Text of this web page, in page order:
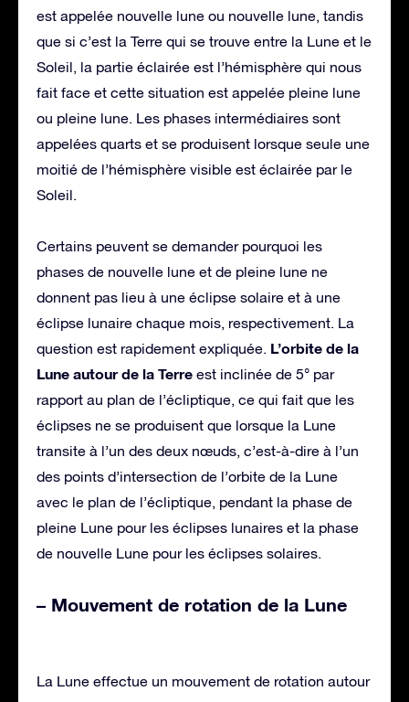
est appelée nouvelle lune ou nouvelle lune, tandis
que si c’est la Terre qui se trouve entre la Lune et le
Soleil, la partie éclairée est l’hémisphère qui nous
fait face et cette situation est appelée pleine lune
ou pleine lune. Les phases intermédiaires sont
appelées quarts et se produisent lorsque seule une
moitié de l’hémisphère visible est éclairée par le
Soleil.
Certains peuvent se demander pourquoi les
phases de nouvelle lune et de pleine lune ne
donnent pas lieu à une éclipse solaire et à une
éclipse lunaire chaque mois, respectivement. La
question est rapidement expliquée. L’orbite de la
Lune autour de la Terre est inclinée de 5° par
rapport au plan de l’écliptique, ce qui fait que les
éclipses ne se produisent que lorsque la Lune
transite à l’un des deux nœuds, c’est-à-dire à l’un
des points d’intersection de l’orbite de la Lune
avec le plan de l’écliptique, pendant la phase de
pleine Lune pour les éclipses lunaires et la phase
de nouvelle Lune pour les éclipses solaires.
– Mouvement de rotation de la Lune
La Lune effectue un mouvement de rotation autour